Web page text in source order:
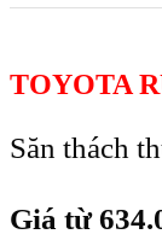
TOYOTA
Săn thách
Giá từ